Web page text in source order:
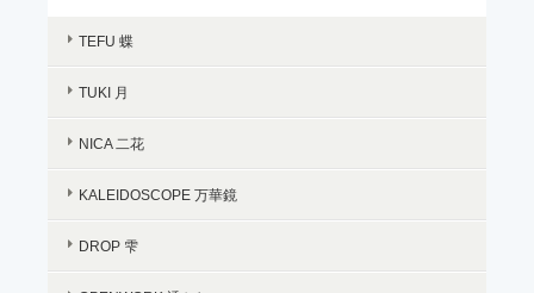
TEFU 蝶
TUKI 月
NICA 二花
KALEIDOSCOPE 万華鏡
DROP 雫